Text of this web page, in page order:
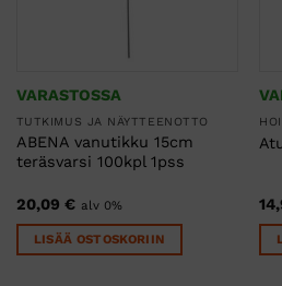
VARASTOSSA
TUTKIMUS JA NÄYTTEENOTTO
ABENA vanutikku 15cm
teräsvarsi 100kpl 1pss
20,09 € alv 0%
LISÄÄ OSTOSKORIIN